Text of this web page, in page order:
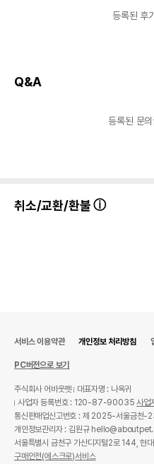
등록된 후
Q&A
등록된 문
취소/교환/환불
서비스 이용약관 개인정보 처리방침
PC버전으로 보기
주식회사 어바웃펫
대표자명 : 나옥귀
사업자 등록번호 : 120-87-90035사업
통신판매업신고번호 : 제 2025-서울금천-
개인정보관리자 : 김원규
서울특별시 금천구 가산디지털2로 144,
구매안전(에스크로)서비스